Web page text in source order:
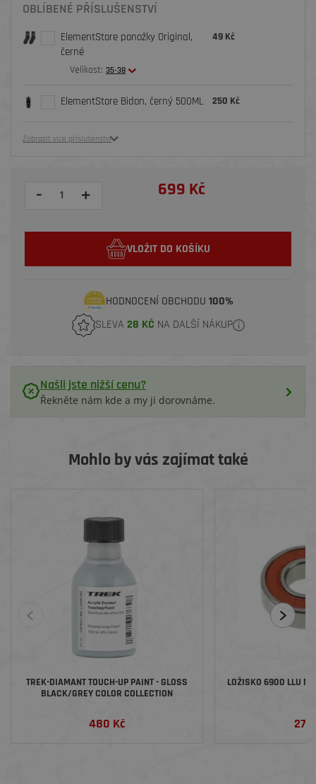
OBLÍBENÉ PŘÍSLUŠENSTVÍ
ElementStore ponožky Original,
černé
Velikost: 35-38
49 Kč
ElementStore Bidon, černý 500ML 250 Kč
Zobrazit více příslušenství
- + 699 Kč
VLOŽIT DO KOŠÍKU
HODNOCENÍ OBCHODU 100%
SLEVA 28 KČ NA DALŠÍ NÁKUP
Našli jste nižší cenu?
Řekněte nám kde a my ji dorovnáme.
Mohlo by vás zajímat také
TREK-DIAMANT TOUCH-UP PAINT - GLOSS
BLACK/GREY COLOR COLLECTION
480 Kč
LOŽISKO 6900 LLU
270